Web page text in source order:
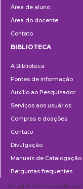
Área de aluno
Área do docente
Contato
BIBLIOTECA
A Biblioteca
Fontes de informação
Auxílio ao Pesquisador
Serviços aos usuários
Compras e doações
Contato
Divulgação
Manuais de Catalogação
Perguntas frequentes
School of Communications